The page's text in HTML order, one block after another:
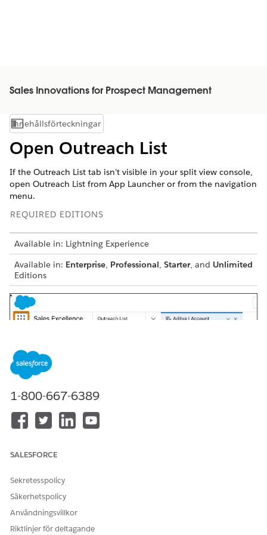
Sales Innovations for Prospect Management
Visa innehållsförteckning
Innehållsförteckningar
Open Outreach List
If the Outreach List tab isn’t visible in your split view console,
open Outreach List from App Launcher or from the navigation
menu.
REQUIRED EDITIONS
Available in: Lightning Experience
Available in: Enterprise, Professional, Starter, and Unlimited
Editions
To open Outreach List from App Launcher (1), search for
NOTE
Outreach List is intended for use only with the
split view console.
1-800-667-6389
SALESFORCE
Sekretesspolicy
Säkerhetspolicy
Användningsvillkor
Riktlinjer för deltagande